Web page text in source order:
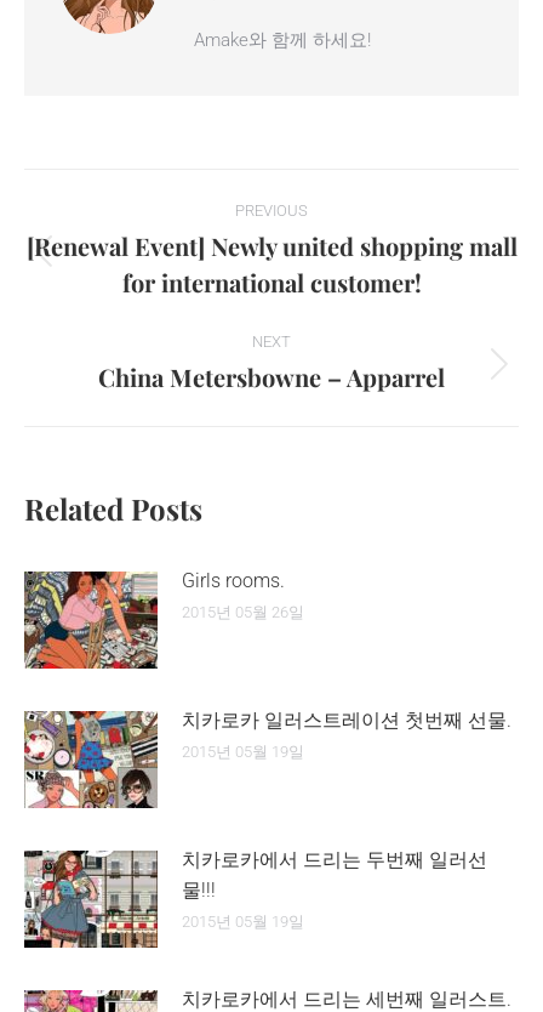
Amake와 함께 하세요!
navigation
PREVIOUS
Previous
post:
[Renewal Event] Newly united shopping mall
for international customer!
NEXT
Next
China Metersbowne – Apparrel
Related Posts
Girls rooms.
2015년 05월 26일
치카로카 일러스트레이션 첫번째 선물.
2015년 05월 19일
치카로카에서 드리는 두번째 일러선
물!!!
2015년 05월 19일
치카로카에서 드리는 세번째 일러스트.